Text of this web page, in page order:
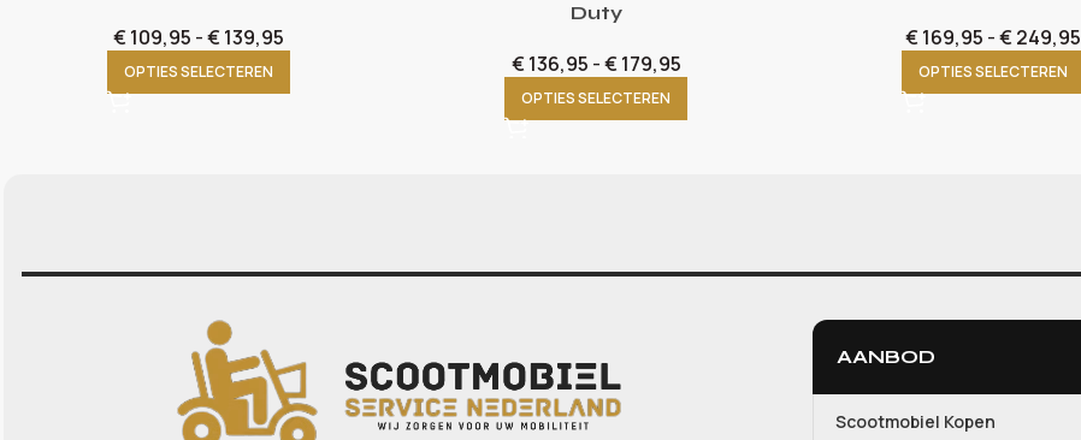
€ 109,95 -€ 139,95
OPTIES SELECTEREN
Duty
€ 136,95 -€ 179,95
OPTIES SELECTEREN
€ 169,95 -€ 249,95
OPTIES SELECTEREN
AANBOD
Scootmobiel Kopen